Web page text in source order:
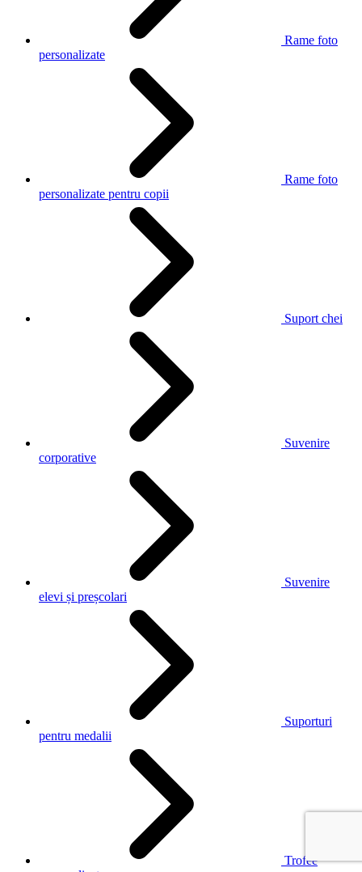
Rame foto
personalizate
Rame foto
personalizate pentru copii
Suport chei
Suvenire
corporative
Suvenire
elevi și preșcolari
Suporturi
pentru medalii
Trofee